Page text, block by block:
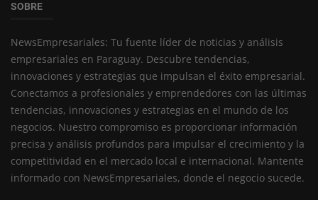
SOBRE
NewsEmpresariales: Tu fuente líder de noticias y análisis
empresariales en Paraguay. Descubre tendencias,
innovaciones y estrategias que impulsan el éxito empresarial.
Conectamos a profesionales y emprendedores con las últimas
tendencias, innovaciones y estrategias en el mundo de los
negocios. Nuestro compromiso es proporcionar información
precisa y análisis profundos para impulsar el crecimiento y la
competitividad en el mercado local e internacional. Mantente
informado con NewsEmpresariales, donde el negocio sucede.